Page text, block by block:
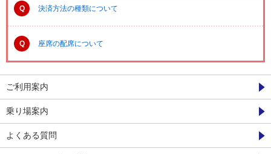
Q 決済方法の種類について
Q 座席の配席について
ご利用案内
乗り場案内
よくある質問